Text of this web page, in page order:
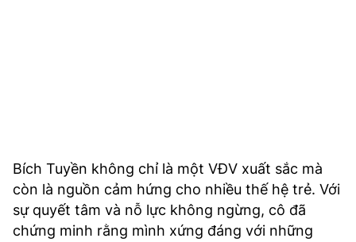
Bích Tuyền không chỉ là một VĐV xuất sắc mà
còn là nguồn cảm hứng cho nhiều thế hệ trẻ. Với
sự quyết tâm và nỗ lực không ngừng, cô đã
chứng minh rằng mình xứng đáng với những